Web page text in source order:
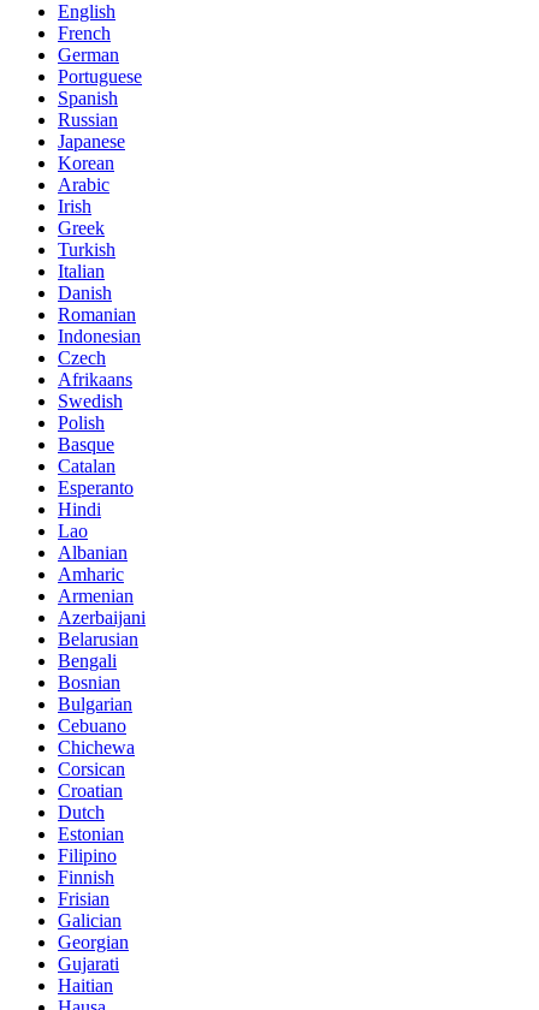
English
French
German
Portuguese
Spanish
Russian
Japanese
Korean
Arabic
Irish
Greek
Turkish
Italian
Danish
Romanian
Indonesian
Czech
Afrikaans
Swedish
Polish
Basque
Catalan
Esperanto
Hindi
Lao
Albanian
Amharic
Armenian
Azerbaijani
Belarusian
Bengali
Bosnian
Bulgarian
Cebuano
Chichewa
Corsican
Croatian
Dutch
Estonian
Filipino
Finnish
Frisian
Galician
Georgian
Gujarati
Haitian